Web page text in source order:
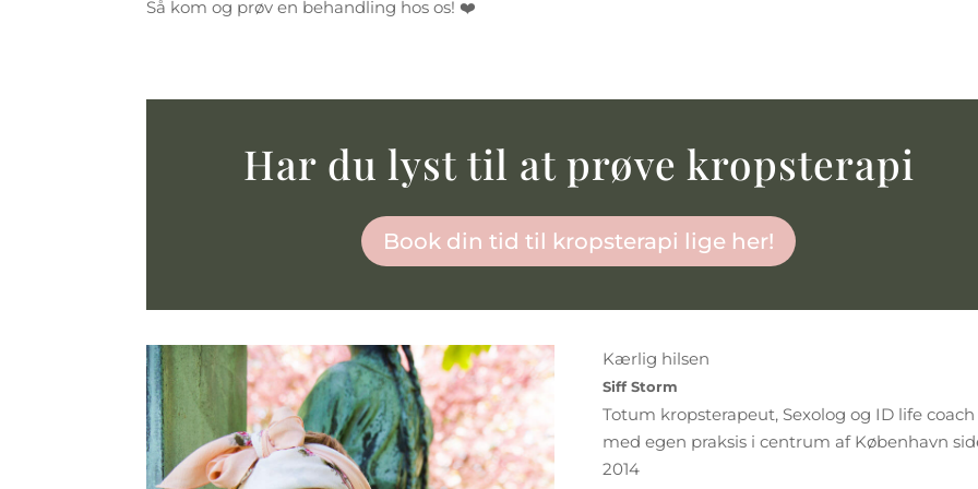
Så kom og prøv en behandling hos os! ❤️
Har du lyst til at prøve kropsterapi
Book din tid til kropsterapi lige her!
Kærlig hilsen
Siff Storm
Totum kropsterapeut, Sexolog og ID life coach
med egen praksis i centrum af København
2014